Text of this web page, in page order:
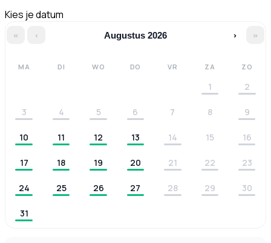
Kies je datum
« ‹ Augustus 2026 › »
MA DI WO DO VR ZA ZO
1 2
3 4 5 6 7 8 9
10 11 12 13 14 15 16
17 18 19 20 21 22 23
24 25 26 27 28 29 30
31